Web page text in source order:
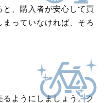
と、購入者が安心して買
っていなければ、そろ
ようにしましょう。ク